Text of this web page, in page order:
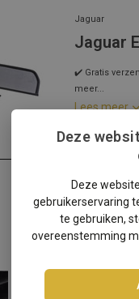
Jaguar
Jaguar
✔️ Gratis
meer...
Lees meer
Deze
Deze
gebruikerservaring
te gebruiken,
overeenstemming